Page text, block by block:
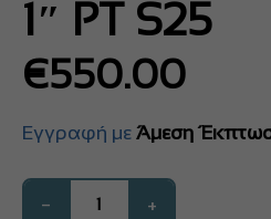
1″ PT S25
€550.00
Εγγραφή με Άμεση
− +